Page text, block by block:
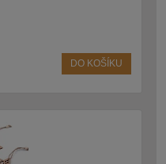
DO KOŠÍKU